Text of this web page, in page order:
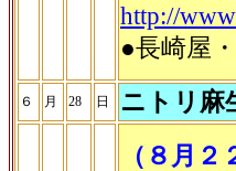
http://
●長崎屋
６ 月 28 日
ニトリ麻
（８月２